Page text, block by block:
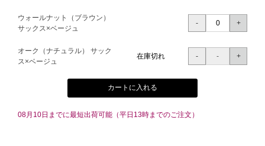
ウォールナット（ブラウン）
サックス×ベージュ
オーク（ナチュラル） サック
ス×ベージュ
在庫切れ
カートに入れる
08月10日までに最短出荷可能（平日13時までのご注文）